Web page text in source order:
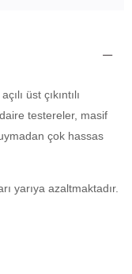
üst çıkıntılı
testereler, masif
çok hassas
yarıya azaltmaktadır.